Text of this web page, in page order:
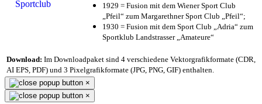
1929 = Fusion mit dem Wiener Sport Club
„Pfeil“ zum Margarethner Sport Club „Pfeil“;
1930 = Fusion mit dem Sport Club „Adria“ zum
Sportklub Landstrasser „Amateure“
Download: Im Downloadpaket sind 4 verschiedene Vektorgrafikformate (CDR,
AI EPS, PDF) und 3 Pixelgrafikformate (JPG, PNG, GIF) enthalten.
×
×